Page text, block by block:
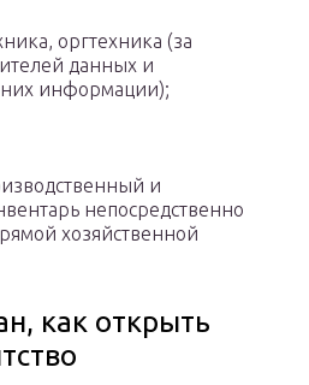
оргтехника (за
данных и
информации);
и
непосредственно
хозяйственной
как открыть